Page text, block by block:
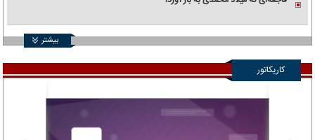
بیشتر
کاریکاتور